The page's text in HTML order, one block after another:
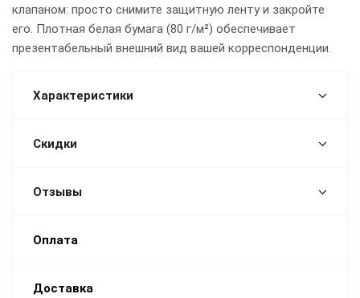
клапаном: просто снимите защитную ленту и закройте
его. Плотная белая бумага (80 г/м²) обеспечивает
презентабельный внешний вид вашей корреспонденции.
Характеристики
Скидки
Отзывы
Оплата
Доставка